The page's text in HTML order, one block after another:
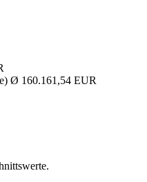
Ø 160.161,54 EUR